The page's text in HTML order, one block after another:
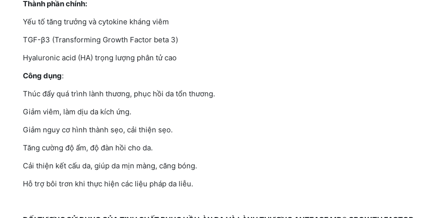
Thành phần chính:
Yếu tố tăng trưởng và cytokine kháng viêm
TGF-β3 (Transforming Growth Factor beta 3)
Hyaluronic acid (HA) trọng lượng phân tử cao
Công dụng:
Thúc đẩy quá trình lành thương, phục hồi da tổn thương.
Giảm viêm, làm dịu da kích ứng.
Giảm nguy cơ hình thành sẹo, cải thiện sẹo.
Tăng cường độ ẩm, độ đàn hồi cho da.
Cải thiện kết cấu da, giúp da mịn màng, căng bóng.
Hỗ trợ bôi trơn khi thực hiện các liệu pháp da liễu.